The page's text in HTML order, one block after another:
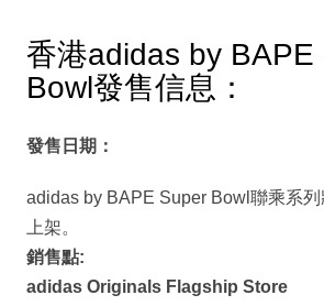
香港adidas by BAPE
Bowl發售信息：
發售日期：
adidas by BAPE Super Bowl聯乘系
上架。
銷售點:
adidas Originals Flagship Store